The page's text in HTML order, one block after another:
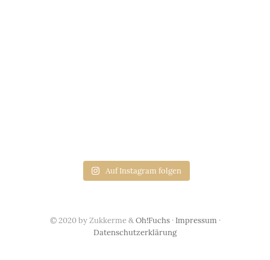
Auf Instagram folgen
© 2020 by Zukkerme &Oh!Fuchs· Impressum ·
Datenschutzerklärung